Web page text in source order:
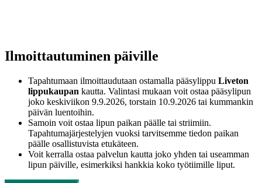
Ilmoittautuminen päiville
Tapahtumaan ilmoittaudutaan ostamalla pääsylippu Liveton
lippukaupan kautta. Valintasi mukaan voit ostaa pääsylipun
joko keskiviikon 9.9.2026, torstain 10.9.2026 tai kummankin
päivän luentoihin.
Samoin voit ostaa lipun paikan päälle tai striimiin.
Tapahtumajärjestelyjen vuoksi tarvitsemme tiedon paikan
päälle osallistuvista etukäteen.
Voit kerralla ostaa palvelun kautta joko yhden tai useamman
lipun päiville, esimerkiksi hankkia koko työtiimille liput.